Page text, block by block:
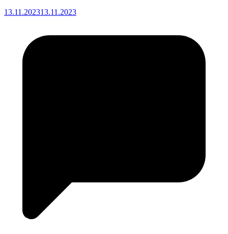
13.11.202313.11.2023